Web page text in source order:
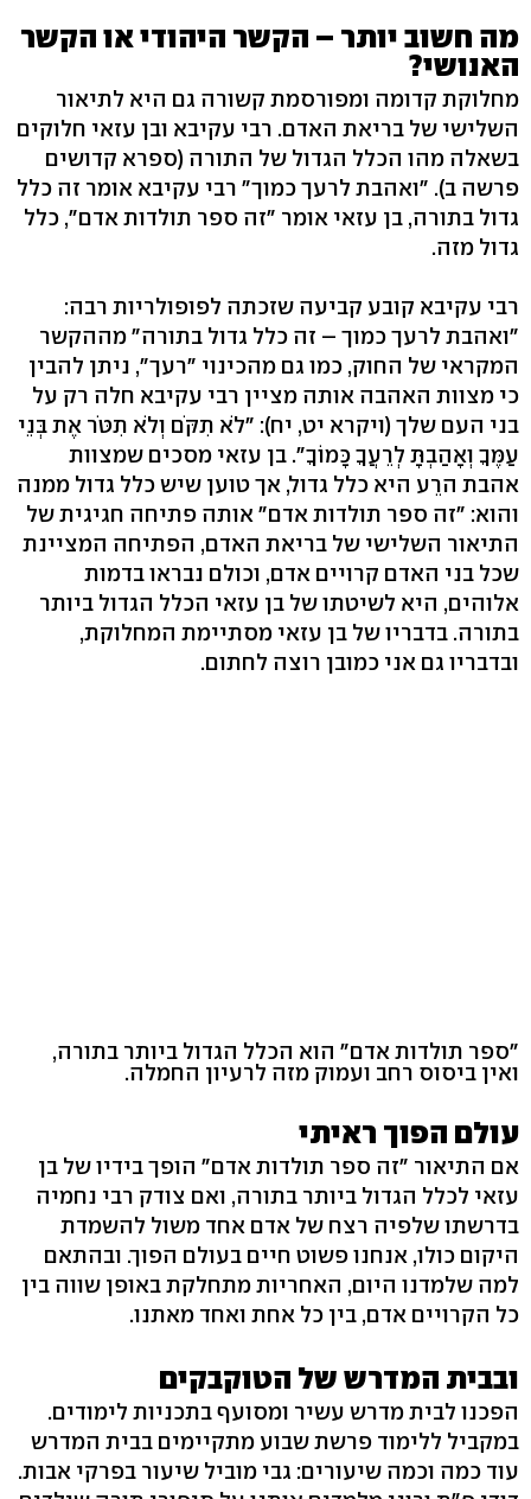
מה חשוב יותר – הקשר היהודי או הקשר
האנושי?
מחלוקת קדומה ומפורסמת קשורה גם היא לתיאור
השלישי של בריאת האדם. רבי עקיבא ובן עזאי חלוקים
בשאלה מהו הכלל הגדול של התורה (ספרא קדושים
פרשה ב). "ואהבת לרעך כמוך" רבי עקיבא אומר זה כלל
גדול בתורה, בן עזאי אומר "זה ספר תולדות אדם", כלל
גדול מזה.
רבי עקיבא קובע קביעה שזכתה לפופולריות רבה:
"ואהבת לרעך כמוך – זה כלל גדול בתורה" מההקשר
המקראי של החוק, כמו גם מהכינוי "רעך", ניתן להבין
כי מצוות האהבה אותה מציין רבי עקיבא חלה רק על
בני העם שלך (ויקרא יט, יח): "לֹא תִקֹּם וְלֹא תִטֹּר אֶת בְּנֵי
עַמֶּךָ וְאָהַבְתָּ לְרֵעֲךָ כָּמוֹךָ". בן עזאי מסכים שמצוות
אהבת הרֵע היא כלל גדול, אך טוען שיש כלל גדול ממנה
והוא: "זה ספר תולדות אדם" אותה פתיחה חגיגית של
התיאור השלישי של בריאת האדם, הפתיחה המציינת
שכל בני האדם קרויים אדם, וכולם נבראו בדמות
אלוהים, היא לשיטתו של בן עזאי הכלל הגדול ביותר
בתורה. בדבריו של בן עזאי מסתיימת המחלוקת,
ובדבריו גם אני כמובן רוצה לחתום.
"ספר תולדות אדם" הוא הכלל הגדול ביותר בתורה,
ואין ביסוס רחב ועמוק מזה לרעיון החמלה.
עולם הפוך ראיתי
אם התיאור "זה ספר תולדות אדם" הופך בידיו של בן
עזאי לכלל הגדול ביותר בתורה, ואם צודק רבי נחמיה
בדרשתו שלפיה רצח של אדם אחד משול להשמדת
היקום כולו, אנחנו פשוט חיים בעולם הפוך. ובהתאם
למה שלמדנו היום, האחריות מתחלקת באופן שווה בין
כל הקרויים אדם, בין כל אחת ואחד מאתנו.
ובבית המדרש של הטוקבקים
הפכנו לבית מדרש עשיר ומסועף בתכניות לימודים.
במקביל ללימוד פרשת שבוע מתקיימים בבית המדרש
עוד כמה וכמה שיעורים: גבי מוביל שיעור בפרקי אבות.